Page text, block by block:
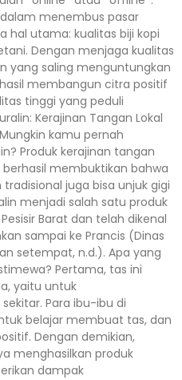
menembus pasar
hal utama: kualitas biji kopi
Dengan menjaga kualitas
yang saling menguntungkan
membangun citra positif
tinggi yang peduli
Kerajinan Tangan Lokal
kamu pernah
Produk kerajinan tangan
berhasil membuktikan bahwa
juga bisa unjuk gigi
menjadi salah satu produk
Barat dan telah dikenal
sampai ke Prancis (Dinas
setempat, n.d.). Apa yang
Pertama, tas ini
yaitu untuk
Para ibu-ibu di
belajar membuat tas, dan
Dengan demikian,
menghasilkan produk
dampak